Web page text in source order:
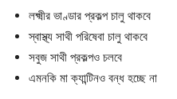
লক্ষ্মীর ভাণ্ডার প্রকল্প চালু থাকবে
স্বাস্থ্য সাথী পরিষেবা চালু থাকবে
সবুজ সাথী প্রকল্পও চলবে
এমনকি মা ক্যান্টিনও বন্ধ হচ্ছে না